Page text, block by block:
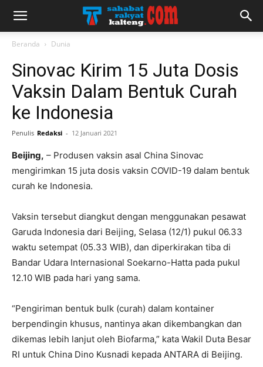
Beranda Dunia
Sinovac Kirim 15 Juta Dosis
Vaksin Dalam Bentuk Curah
ke Indonesia
Penulis Redaksi - 12 Januari 2021
Beijing, – Produsen vaksin asal China Sinovac
mengirimkan 15 juta dosis vaksin COVID-19 dalam bentuk
curah ke Indonesia.
Vaksin tersebut diangkut dengan menggunakan pesawat
Garuda Indonesia dari Beijing, Selasa (12/1) pukul 06.33
waktu setempat (05.33 WIB), dan diperkirakan tiba di
Bandar Udara Internasional Soekarno-Hatta pada pukul
12.10 WIB pada hari yang sama.
“Pengiriman bentuk bulk (curah) dalam kontainer
berpendingin khusus, nantinya akan dikembangkan dan
dikemas lebih lanjut oleh Biofarma,” kata Wakil Duta Besar
RI untuk China Dino Kusnadi kepada ANTARA di Beijing.